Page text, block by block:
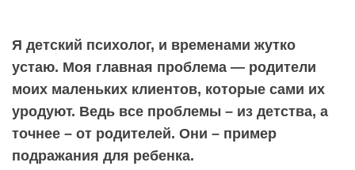
Я детский психолог, и временами жутко
устаю. Моя главная проблема — родители
моих маленьких клиентов, которые сами их
уродуют. Ведь все проблемы – из детства, а
точнее – от родителей. Они – пример
подражания для ребенка.